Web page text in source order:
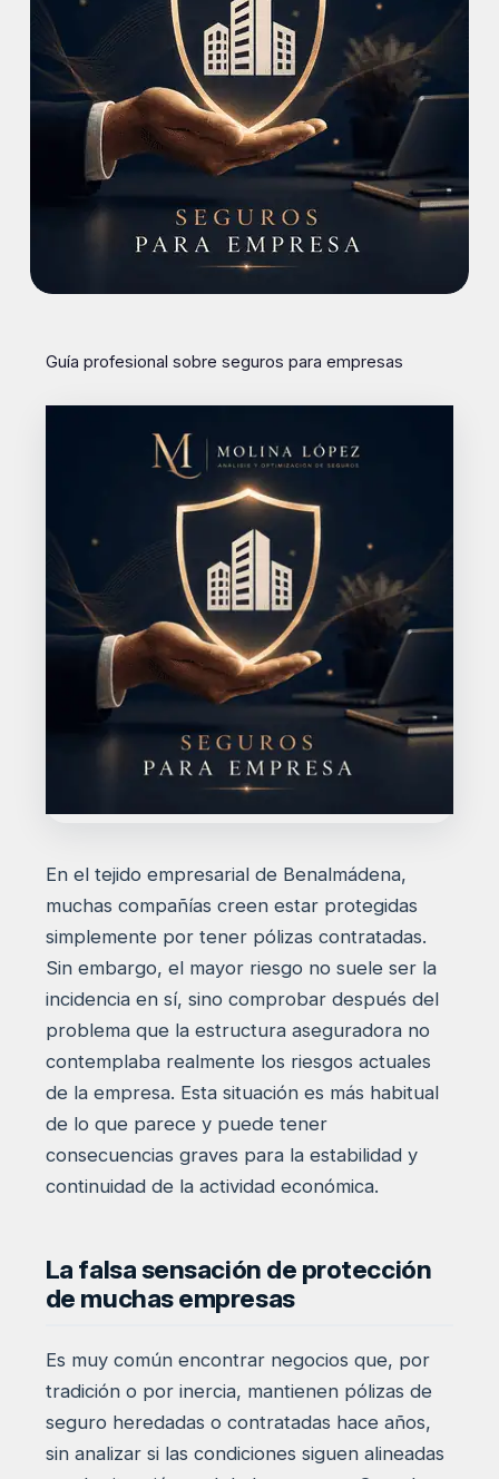
Guía profesional sobre seguros para empresas
En el tejido empresarial de Benalmádena,
muchas compañías creen estar protegidas
simplemente por tener pólizas contratadas.
Sin embargo, el mayor riesgo no suele ser la
incidencia en sí, sino comprobar después del
problema que la estructura aseguradora no
contemplaba realmente los riesgos actuales
de la empresa. Esta situación es más habitual
de lo que parece y puede tener
consecuencias graves para la estabilidad y
continuidad de la actividad económica.
La falsa sensación de protección
de muchas empresas
Es muy común encontrar negocios que, por
tradición o por inercia, mantienen pólizas de
seguro heredadas o contratadas hace años,
sin analizar si las condiciones siguen alineadas